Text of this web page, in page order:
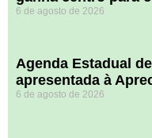
6 de agosto de 2026
Agenda Estadual
apresentada à
6 de agosto de 2026